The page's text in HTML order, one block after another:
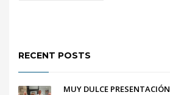
RECENT POSTS
MUY DULCE PRESENTACIÓN